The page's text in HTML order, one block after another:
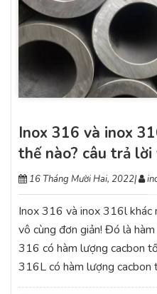
Inox 316 và inox
thế nào? câu trả lời
16 Tháng Mười Hai, 2022|
Inox 316 và inox 316l khác
vô cùng đơn giản! Đó là
316 có hàm lượng cacbon
316L có hàm lượng cacbon